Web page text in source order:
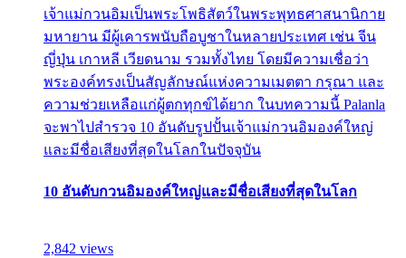
เจ้าแม่กวนอิมเป็นพระโพธิสัตว์ในพระพุทธศาสนานิกาย
มหายาน มีผู้เคารพนับถือบูชาในหลายประเทศ เช่น จีน
ญี่ปุ่น เกาหลี เวียดนาม รวมทั้งไทย โดยมีความเชื่อว่า
พระองค์ทรงเป็นสัญลักษณ์แห่งความเมตตา กรุณา และ
ความช่วยเหลือแก่ผู้ตกทุกข์ได้ยาก ในบทความนี้ Palanla
จะพาไปสำรวจ 10 อันดับรูปปั้นเจ้าแม่กวนอิมองค์ใหญ่
และมีชื่อเสียงที่สุดในโลกในปัจจุบัน
10 อันดับกวนอิมองค์ใหญ่และมีชื่อเสียงที่สุดในโลก
2,842 views